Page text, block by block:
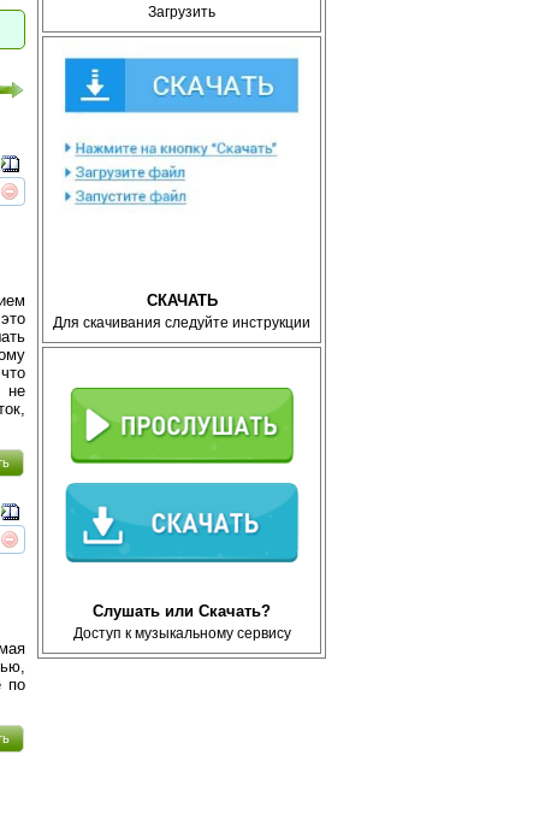
Загрузить
СКАЧАТЬ
Для скачивания следуйте инструкции
Слушать или Скачать?
Доступ к музыкальному сервису
интересует
не
интересует
по